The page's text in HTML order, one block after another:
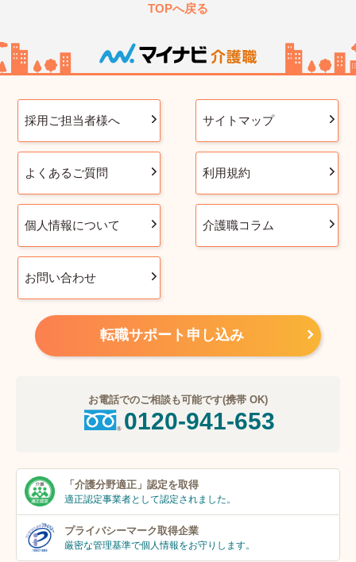
TOPへ戻る
採用ご担当者様へ サイトマップ
よくあるご質問 利用規約
個人情報について 介護職コラム
お問い合わせ
転職サポート申し込み
お電話でのご相談も可能です(携帯 OK)
0120-941-653
「介護分野適正」 認定を取得
適正認定事業者として認定されました。
プライバシーマーク取得企業
厳密な管理基準で個人情報をお守りします。